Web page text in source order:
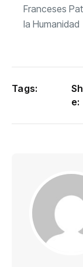
Franceses
la Humanidad
Tags:
e: